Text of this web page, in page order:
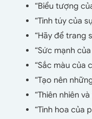
“Biểu tượng
“Tinh túy của
“Hãy để trang
“Sức mạnh
“Sắc màu của
“Tạo nên
“Thiên nhiên
“Tinh hoa của